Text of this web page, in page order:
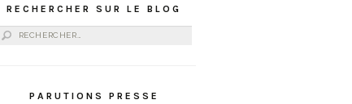
RECHERCHER SUR LE BLOG
Rechercher :
PARUTIONS PRESSE